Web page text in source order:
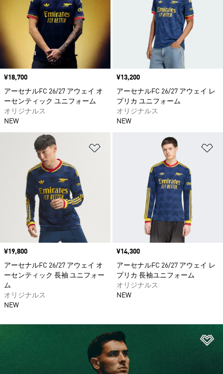
価格
¥18,700
アーセナルFC 26/27 アウェイ オ
ーセンティック ユニフォーム
オリジナルス
NEW
価格
¥13,200
アーセナルFC 26/27 アウェイ レ
プリカ ユニフォーム
オリジナルス
NEW
ほしいものリストに追加
価格
¥19,800
アーセナルFC 26/27 アウェイ オ
ーセンティック 長袖 ユニフォー
ム
オリジナルス
NEW
価格
¥14,300
アーセナルFC 26/27 アウェイ レ
プリカ 長袖ユニフォーム
オリジナルス
NEW